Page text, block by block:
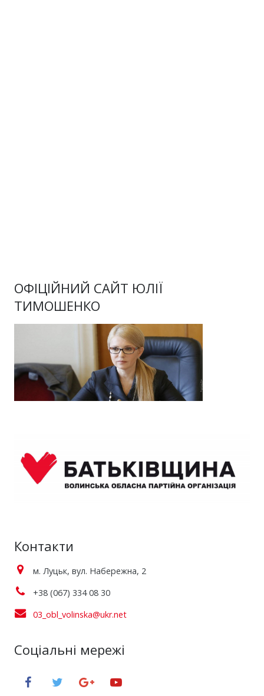
ОФІЦІЙНИЙ САЙТ ЮЛІЇ
ТИМОШЕНКО
Контакти
м. Луцьк, вул. Набережна, 2
+38 (067) 334 08 30
03_obl_volinska@ukr.net
Соціальні мережі